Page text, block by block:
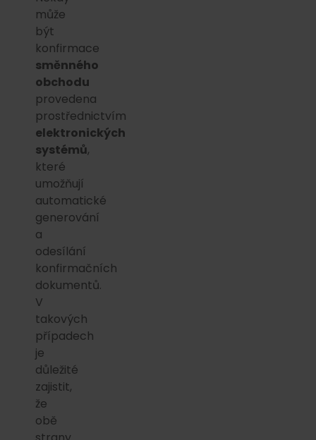
může
být
konfirmace
směnného
obchodu
provedena
prostřednictvím
elektronických
systémů,
které
umožňují
automatické
generování
a
odesílání
konfirmačních
dokumentů.
V
takových
případech
je
důležité
zajistit,
že
obě